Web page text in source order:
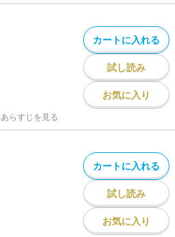
カートに入れる
試し読み
お気に入り
あらすじを見る
カートに入れる
試し読み
お気に入り